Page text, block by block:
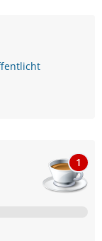
1